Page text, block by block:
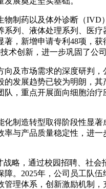
制药以及体外诊断（
列、液体处理系列、医
，新增申请专利48项，
术创新，进一步巩固了公
及市场需求的深度研判
发展趋势已较为明朗，
，重点开展面向细胞治
制造转型取得阶段性显
与产品质量稳定性，进
略，通过校园招聘、社
。2025年，公司员工队
理体系，创新激励机制